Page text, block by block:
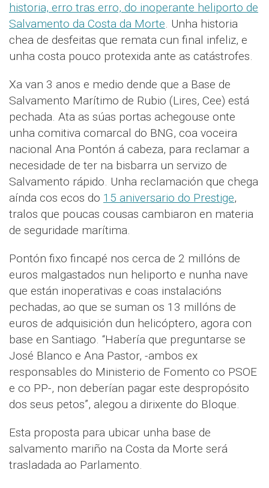
historia, erro tras erro, do inoperante heliporto de
Salvamento da Costa da Morte. Unha historia
chea de desfeitas que remata cun final infeliz, e
unha costa pouco protexida ante as catástrofes.
Xa van 3 anos e medio dende que a Base de
Salvamento Marítimo de Rubio (Lires, Cee) está
pechada. Ata as súas portas achegouse onte
unha comitiva comarcal do BNG, coa voceira
nacional Ana Pontón á cabeza, para reclamar a
necesidade de ter na bisbarra un servizo de
Salvamento rápido. Unha reclamación que chega
aínda cos ecos do 15 aniversario do Prestige,
tralos que poucas cousas cambiaron en materia
de seguridade marítima.
Pontón fixo fincapé nos cerca de 2 millóns de
euros malgastados nun heliporto e nunha nave
que están inoperativas e coas instalacións
pechadas, ao que se suman os 13 millóns de
euros de adquisición dun helicóptero, agora con
base en Santiago. “Habería que preguntarse se
José Blanco e Ana Pastor, -ambos ex
responsables do Ministerio de Fomento co PSOE
e co PP-, non deberían pagar este despropósito
dos seus petos”, alegou a dirixente do Bloque.
Esta proposta para ubicar unha base de
salvamento mariño na Costa da Morte será
trasladada ao Parlamento.